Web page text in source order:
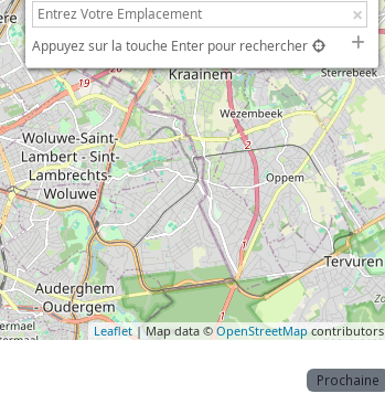
Appuyez sur la touche Enter pour rechercher
Leaflet | Map data ©OpenStreetMapcontributors
Prochaine